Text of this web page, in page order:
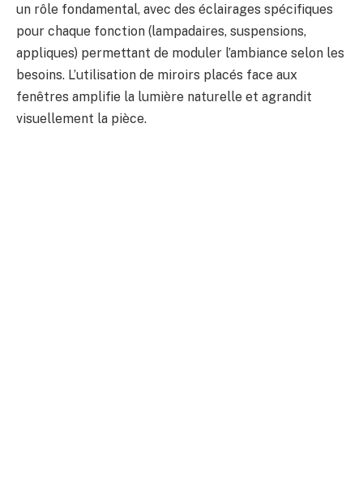
un rôle fondamental, avec des éclairages spécifiques
pour chaque fonction (lampadaires, suspensions,
appliques) permettant de moduler l’ambiance selon les
besoins. L’utilisation de miroirs placés face aux
fenêtres amplifie la lumière naturelle et agrandit
visuellement la pièce.